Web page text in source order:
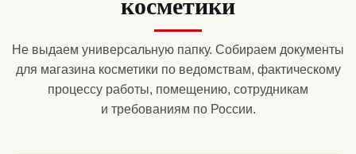
Не выдаем универсальную папку. Собираем документы
для магазина косметики по ведомствам, фактическому
процессу работы, помещению, сотрудникам
и требованиям по России.